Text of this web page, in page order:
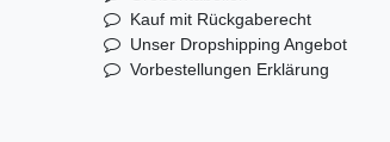
Kauf mit Rückgaberecht
Unser Dropshipping Angebot
Vorbestellungen Erklärung